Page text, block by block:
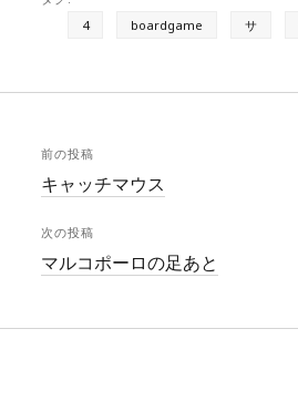
so
4
boardgame サ
前の投稿
キャッチマウス
次の投稿
マルコポーロの足あと